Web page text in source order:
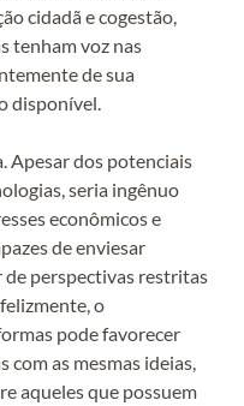
cidadã e cogestão,
tenham voz nas
de sua
disponível.
Apesar dos potenciais
seria ingênuo
econômicos e
de enviesar
perspectivas restritas
o
pode favorecer
as mesmas ideias,
aqueles que possuem